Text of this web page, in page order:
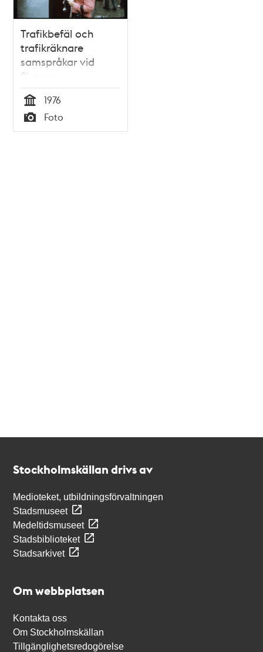
Trafikbefäl och
trafikräknare
samspråkar vid
Slussen
Tid
1976
Typ
Foto
Stockholmskällan drivs av
Medioteket, utbildningsförvaltningen
Stadsmuseet
Medeltidsmuseet
Stadsbiblioteket
Stadsarkivet
Om webbplatsen
Kontakta oss
Om Stockholmskällan
Tillgänglighetsredogörelse